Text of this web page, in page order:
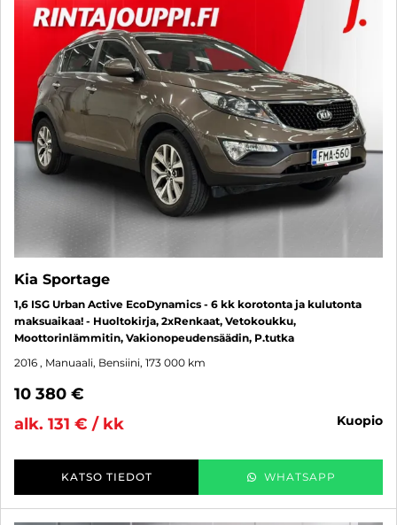
Kia Sportage
1,6 ISG Urban Active EcoDynamics - 6 kk korotonta ja kulutonta
maksuaikaa! - Huoltokirja, 2xRenkaat, Vetokoukku,
Moottorinlämmitin, Vakionopeudensäädin, P.tutka
2016 , Manuaali, Bensiini, 173 000 km
10 380 €
alk. 131 € / kk
kuopio
KATSO TIEDOT WHATSAPP